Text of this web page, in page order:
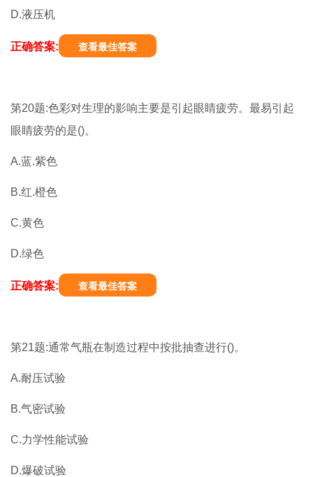
D.液压机
正确答案: 查看最佳答案
第20题:色彩对生理的影响主要是引起眼睛疲劳。最易引起
眼睛疲劳的是()。
A.蓝.紫色
B.红.橙色
C.黄色
D.绿色
正确答案: 查看最佳答案
第21题:通常气瓶在制造过程中按批抽查进行()。
A.耐压试验
B.气密试验
C.力学性能试验
D.爆破试验